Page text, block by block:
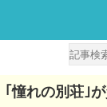
｢憧れの別荘｣